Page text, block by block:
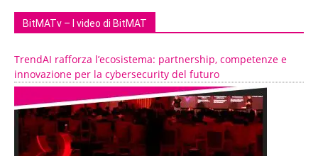
BitMATv – I video di BitMAT
TrendAI rafforza l’ecosistema: partnership, competenze e
innovazione per la cybersecurity del futuro